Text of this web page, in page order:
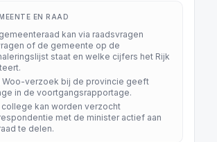
EN RAAD
kan via raadsvragen
of de gemeente op de
staat en welke cijfers het Rijk
Woo-verzoek bij de provincie geeft
in de voortgangsrapportage.
college kan worden verzocht
met de minister actief aan
te delen.